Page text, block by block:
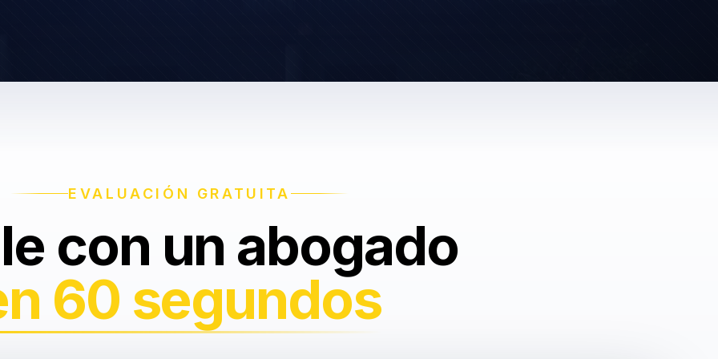
EVALUACIÓN GRATUITA
con un abogado
60 segundos